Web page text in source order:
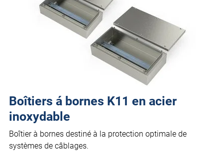
Boîtiers á bornes K11 en acier
inoxydable
Boîtier à bornes destiné à la protection optimale de
systèmes de câblages.